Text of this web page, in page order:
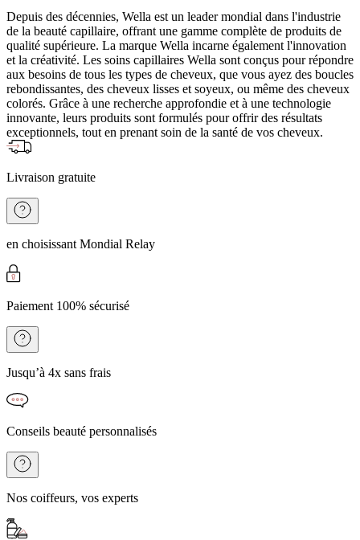
Depuis des décennies, Wella est un leader mondial dans l'industrie
de la beauté capillaire, offrant une gamme complète de produits de
qualité supérieure. La marque Wella incarne également l'innovation
et la créativité. Les soins capillaires Wella sont conçus pour répondre
aux besoins de tous les types de cheveux, que vous ayez des boucles
rebondissantes, des cheveux lisses et soyeux, ou même des cheveux
colorés. Grâce à une recherche approfondie et à une technologie
innovante, leurs produits sont formulés pour offrir des résultats
exceptionnels, tout en prenant soin de la santé de vos cheveux.
Livraison gratuite
en choisissant Mondial Relay
Paiement 100% sécurisé
Jusqu’à 4x sans frais
Conseils beauté personnalisés
Nos coiffeurs, vos experts